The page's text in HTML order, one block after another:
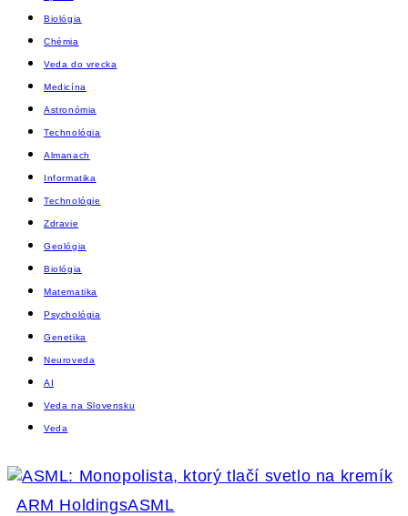
Biológia
Chémia
Veda do vrecka
Medicína
Astronómia
Technológia
Almanach
Informatika
Technológie
Zdravie
Geológia
Biológia
Matematika
Psychológia
Genetika
Neuroveda
AI
Veda na Slovensku
Veda
ARM HoldingsASML